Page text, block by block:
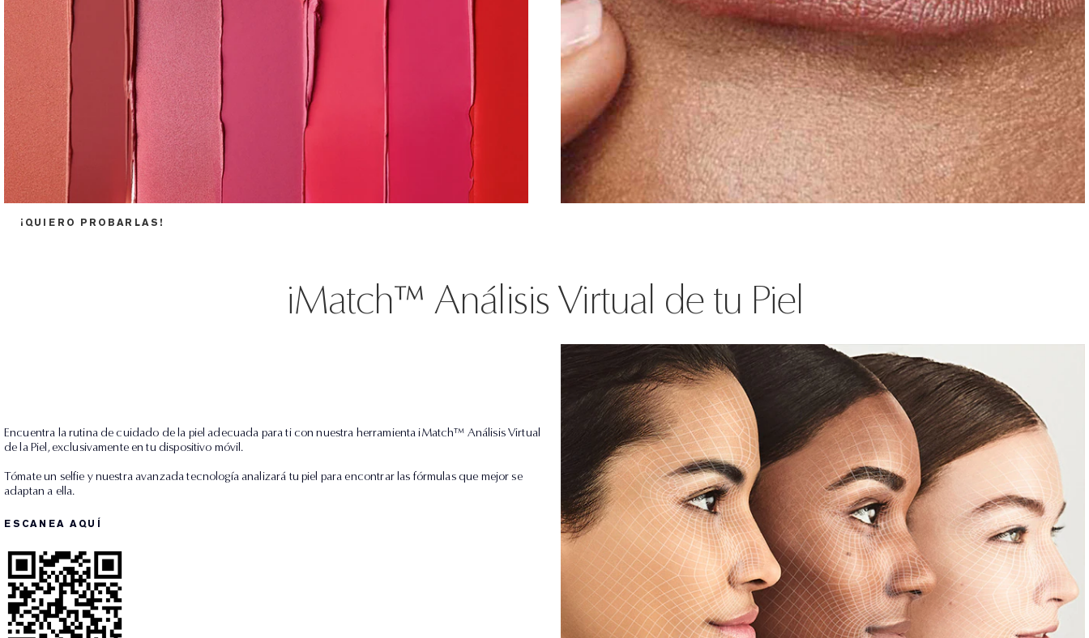
¡QUIERO PROBARLAS!
iMatch™ Análisis Virtual de tu Piel
Encuentra la rutina de cuidado de la piel adecuada para ti con nuestra herramienta iMatch™ Análisis Virtual
de la Piel, exclusivamente en tu dispositivo móvil.
Tómate un selfie y nuestra avanzada tecnología analizará tu piel para encontrar las fórmulas que mejor se
adaptan a ella.
ESCANEA AQUÍ